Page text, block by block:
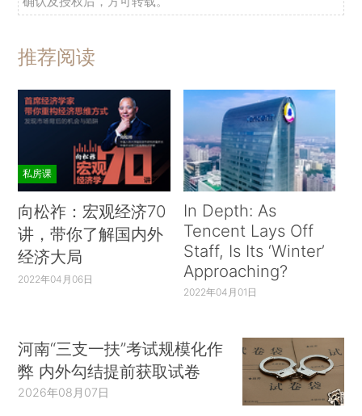
推荐阅读
私房课
向松祚：宏观经济70
讲，带你了解国内外
经济大局
2022年04月06日
In Depth: As
Tencent Lays Off
Staff, Is Its ‘Winter’
Approaching?
2022年04月01日
河南“三支一扶”考试规模化作
弊 内外勾结提前获取试卷
2026年08月07日